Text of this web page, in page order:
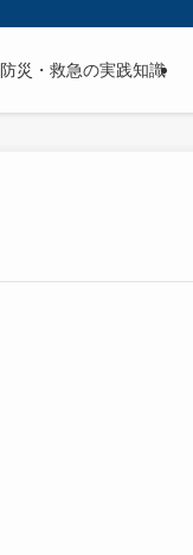
防災・救急の実践知識